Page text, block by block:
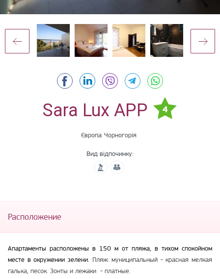
Sara Lux APP 4
Європа Чорногорія
Вид відпочинку:
Расположение
Апартаменты расположены в 150 м от пляжа, в тихом спокойном
месте в окружении зелени. Пляж: муниципальный - красная мелкая
галька, песок. Зонты и лежаки - платные.